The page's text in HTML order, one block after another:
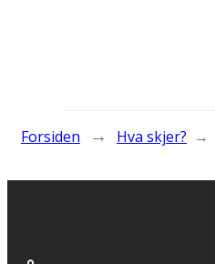
Forsiden → Hva skjer? →